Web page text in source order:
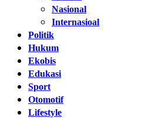
Nasional
Internasioal
Politik
Hukum
Ekobis
Edukasi
Sport
Otomotif
Lifestyle